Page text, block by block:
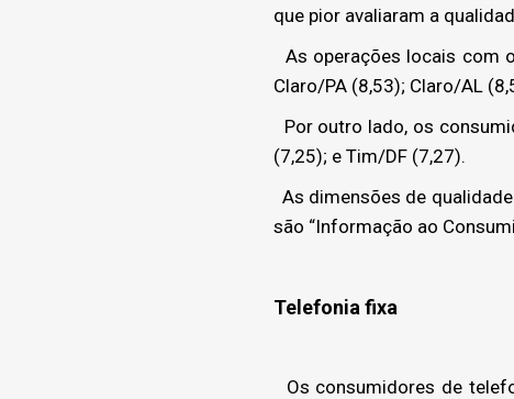
que pior avaliaram a
As operações locais com
Claro/PA (8,53); Claro/AL
Por outro lado, os
(7,25); e Tim/DF (7,27).
As dimensões de
são “Informação ao
Telefonia fixa
Os consumidores de